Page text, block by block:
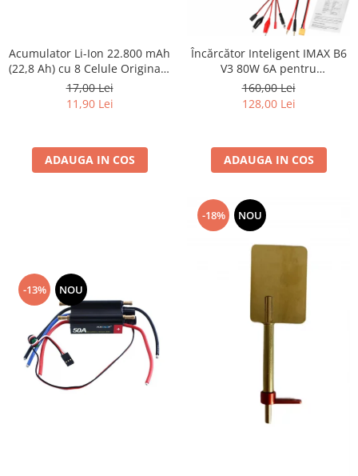
Acumulator Li-Ion 22.800 mAh
(22,8 Ah) cu 8 Celule Originale
LG INR18650-M29 2850 mAh
10A, 3,6V, Fără BMS
17,00 Lei
11,90 Lei
ADAUGA IN COS
Încărcător Inteligent IMAX B6
V3 80W 6A pentru
Acumulatori LiPo, Li-Ion, LiHV,
LiFe, NiMH, NiCd și Plumb, cu
Alimentator AC Inclus
160,00 Lei
128,00 Lei
ADAUGA IN COS
-13% NOU
-18% NOU